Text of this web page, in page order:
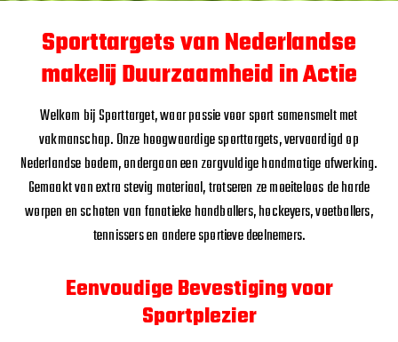
Sporttargets van Nederlandse
makelij Duurzaamheid in Actie
Welkom bij Sporttarget, waar passie voor sport samensmelt met
vakmanschap. Onze hoogwaardige sporttargets, vervaardigd op
Nederlandse bodem, ondergaan een zorgvuldige handmatige afwerking.
Gemaakt van extra stevig materiaal, trotseren ze moeiteloos de harde
worpen en schoten van fanatieke handballers, hockeyers, voetballers,
tennissers en andere sportieve deelnemers.
Eenvoudige Bevestiging voor
Sportplezier